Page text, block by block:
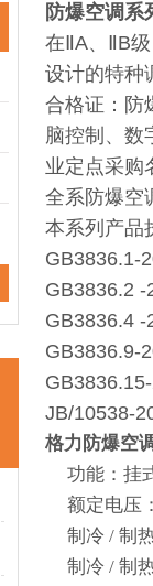
防爆空调系
在ⅡA、ⅡB
设计的特种
合格证：防
脑控制、数
业定点采购
全系防爆空
本系列产品
GB3836.1-
GB3836.2 -
GB3836.4 -
GB3836.9-
JB/10538-
格力防爆空
功能：挂
额定电压
制冷 / 制
制冷 / 制